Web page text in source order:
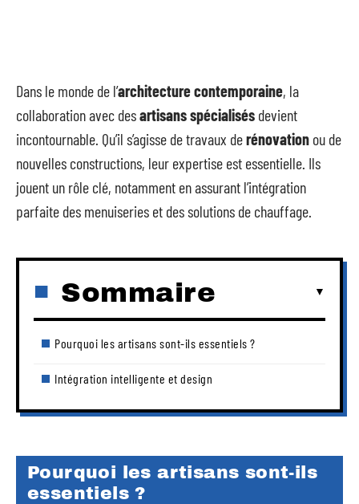
Dans le monde de l’architecture contemporaine, la
collaboration avec desartisans spécialisés devient
incontournable. Qu’il s’agisse de travaux derénovation ou de
nouvelles constructions, leur expertise est essentielle. Ils
jouent un rôle clé, notamment en assurant l’intégration
parfaite des menuiseries et des solutions de chauffage.
Sommaire
Pourquoi les artisans sont-ils essentiels ?
Intégration intelligente et design
Pourquoi les artisans sont-ils
essentiels ?